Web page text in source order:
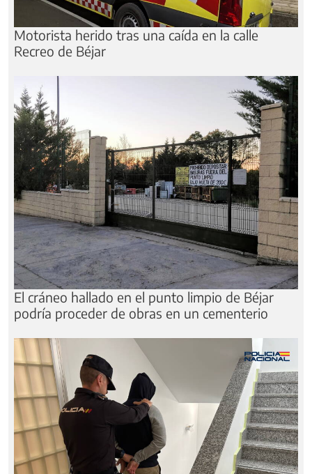
Motorista herido tras una caída en la calle
Recreo de Béjar
El cráneo hallado en el punto limpio de Béjar
podría proceder de obras en un cementerio